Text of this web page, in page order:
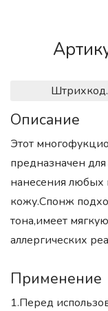
Штрихкод.
Описание
Этот
предназначен
нанесения любых
кожу.Спонж
тона,имеет
аллергических
Применение
1.Перед